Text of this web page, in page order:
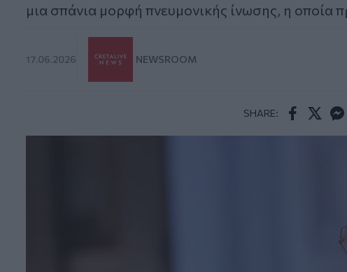
μια σπάνια μορφή πνευμονικής ίνωσης, η οποία
17.06.2026 NEWSROOM
SHARE: